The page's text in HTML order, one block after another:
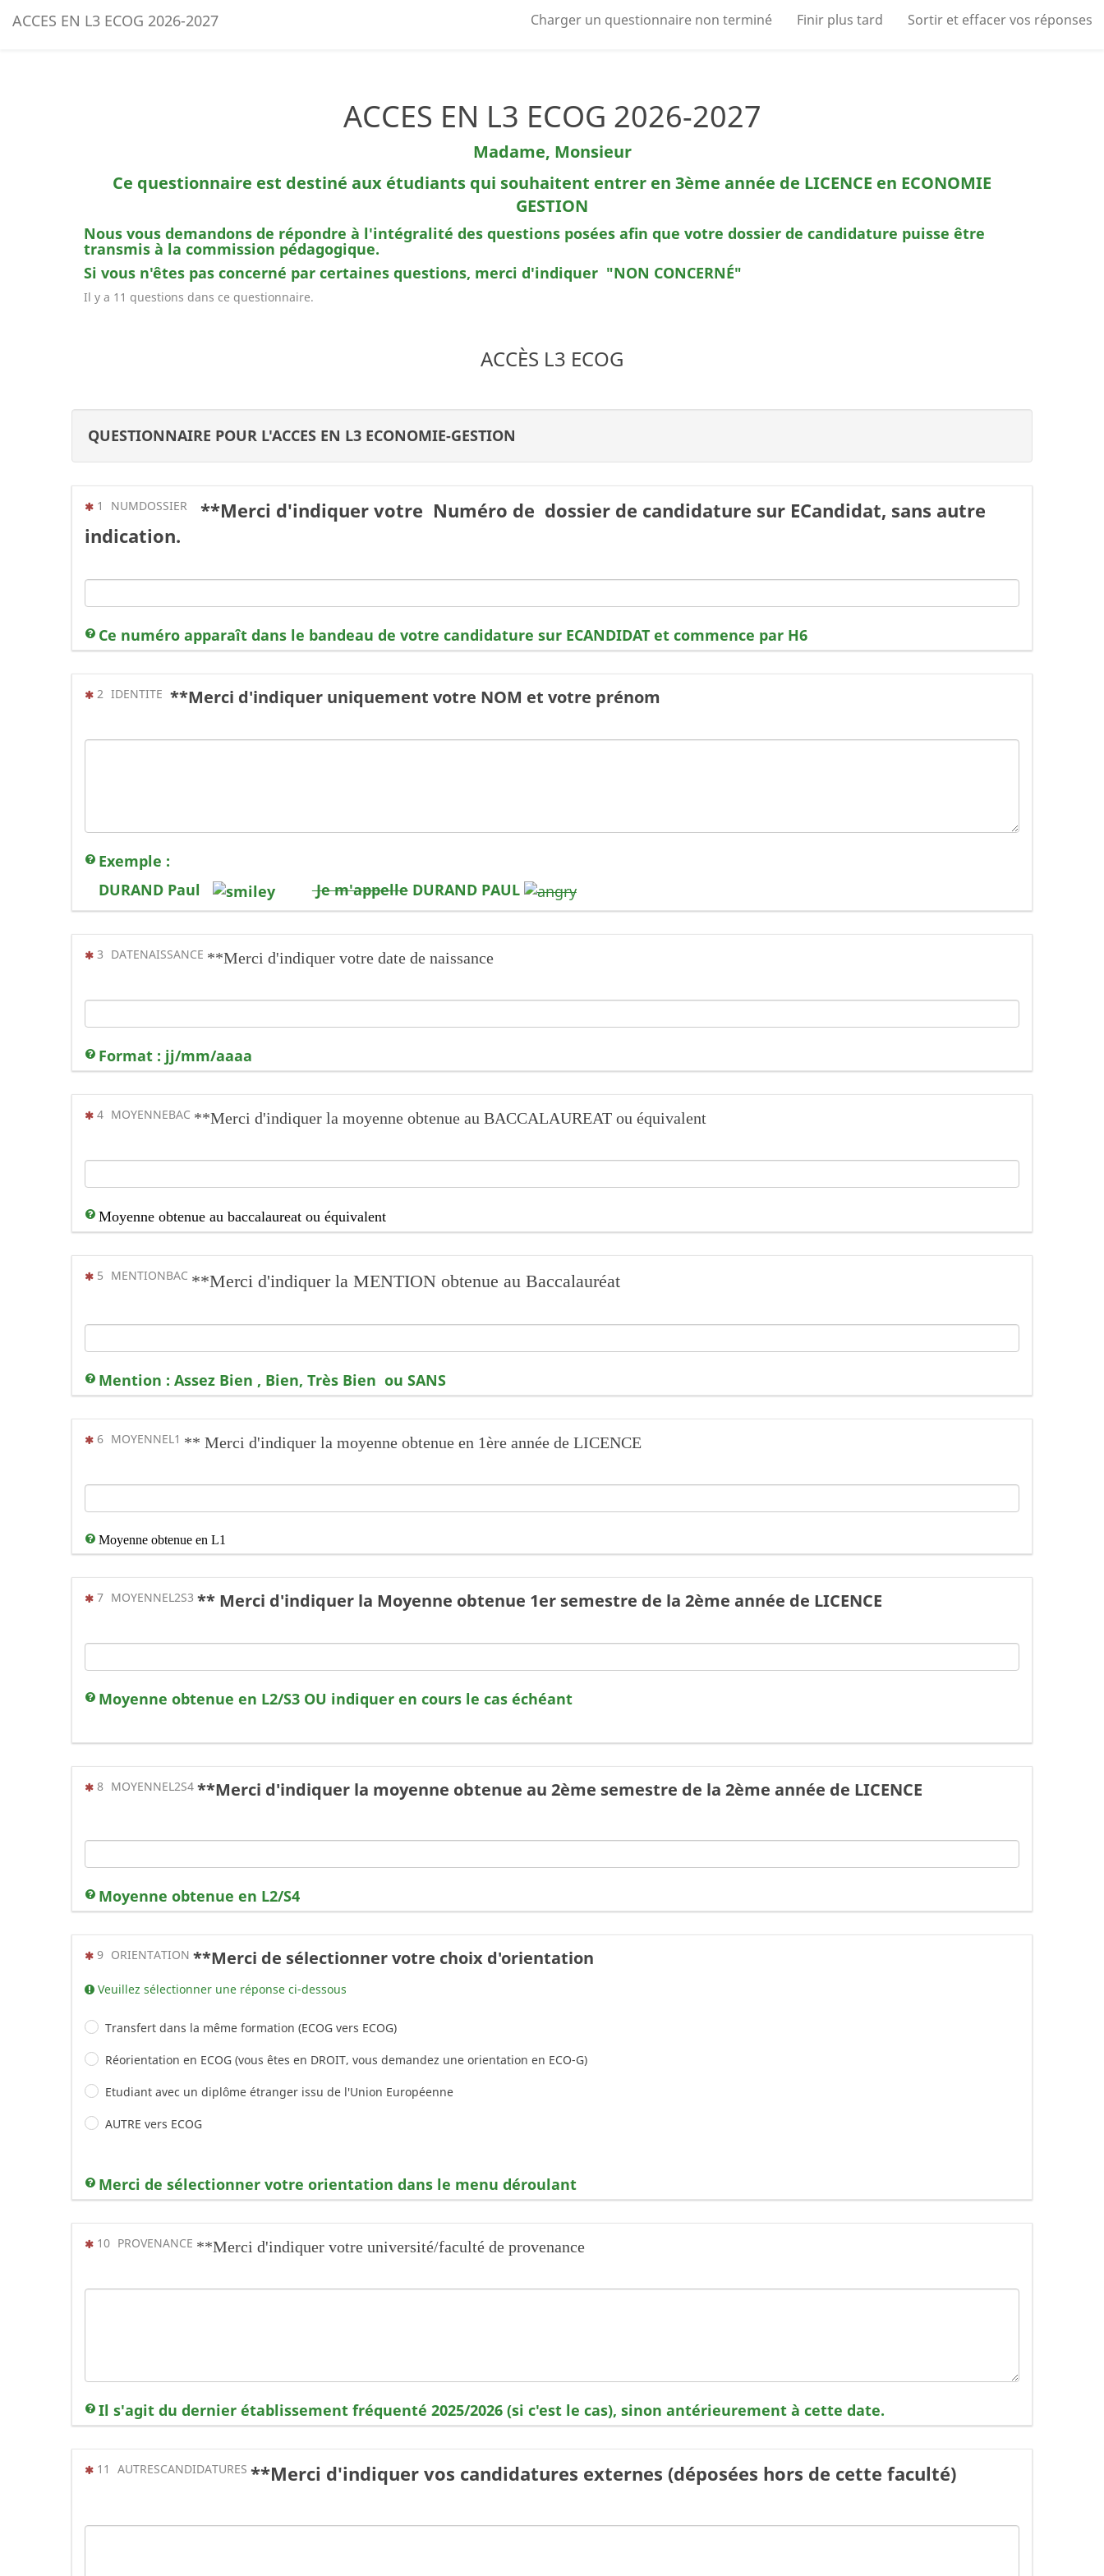
ACCES EN L3 ECOG 2026-2027 Charger un questionnaire non terminé Finir plus tard Sortir et effacer vos réponses
ACCES EN L3 ECOG 2026-2027
Madame, Monsieur
Ce questionnaire est destiné aux étudiants qui souhaitent entrer en 3ème année de LICENCE en ECONOMIE
GESTION
Nous vous demandons de répondre à l'intégralité des questions posées afin que votre dossier de candidature puisse être
transmis à la commission pédagogique.
Si vous n'êtes pas concerné par certaines questions, merci d'indiquer "NON CONCERNÉ"
Il y a 11 questions dans ce questionnaire.
ACCÈS L3 ECOG
QUESTIONNAIRE POUR L'ACCES EN L3 ECONOMIE-GESTION
(Cette question est obligatoire)
1 NUMDOSSIER
**Merci d'indiquer votre Numéro de dossier de candidature sur ECandidat, sans autre
indication.
Ce numéro apparaît dans le bandeau de votre candidature sur ECANDIDAT et commence par H6
(Cette question est obligatoire)
2 IDENTITE **Merci d'indiquer uniquement votre NOM et votre prénom
Exemple :
DURAND Paul
Je m'appelleDURAND PAUL
(Cette question est obligatoire)
3 DATENAISSANCE **Merci d'indiquer votre date de naissance
Format : jj/mm/aaaa
(Cette question est obligatoire)
4 MOYENNEBAC **Merci d'indiquer la moyenne obtenue au BACCALAUREAT ou équivalent
Moyenne obtenue au baccalaureat ou équivalent
(Cette question est obligatoire)
5 MENTIONBAC **Merci d'indiquer la MENTION obtenue au Baccalauréat
Mention : Assez Bien , Bien, Très Bien ou SANS
(Cette question est obligatoire)
6 MOYENNEL1 ** Merci d'indiquer la moyenne obtenue en 1ère année de LICENCE
Moyenne obtenue en L1
(Cette question est obligatoire)
7 MOYENNEL2S3 ** Merci d'indiquer la Moyenne obtenue 1er semestre de la 2ème année de LICENCE
Moyenne obtenue en L2/S3 OU indiquer en cours le cas échéant
(Cette question est obligatoire)
8 MOYENNEL2S4 **Merci d'indiquer la moyenne obtenue au 2ème semestre de la 2ème année de LICENCE
Moyenne obtenue en L2/S4
(Cette question est obligatoire)
9 ORIENTATION **Merci de sélectionner votre choix d'orientation
Veuillez sélectionner une réponse ci-dessous
Transfert dans la même formation (ECOG vers ECOG)
Réorientation en ECOG (vous êtes en DROIT, vous demandez une orientation en ECO-G)
Etudiant avec un diplôme étranger issu de l'Union Européenne
AUTRE vers ECOG
Merci de sélectionner votre orientation dans le menu déroulant
(Cette question est obligatoire)
10 PROVENANCE **Merci d'indiquer votre université/faculté de provenance
Il s'agit du dernier établissement fréquenté 2025/2026 (si c'est le cas), sinon antérieurement à cette date.
(Cette question est obligatoire)
11 AUTRESCANDIDATURES **Merci d'indiquer vos candidatures externes (déposées hors de cette faculté)